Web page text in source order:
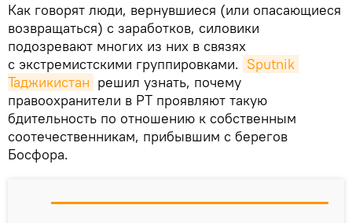
Как говорят люди, вернувшиеся (или опасающиеся
возвращаться) с заработков, силовики
подозревают многих из них в связях
с экстремистскими группировками. Sputnik
Таджикистан решил узнать, почему
правоохранители в РТ проявляют такую
бдительность по отношению к собственным
соотечественникам, прибывшим с берегов
Босфора.